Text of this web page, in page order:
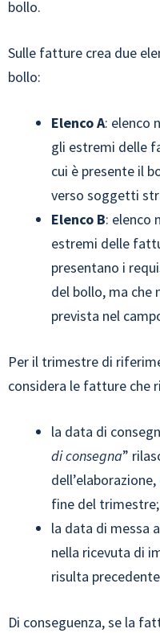
bollo.
Sulle fatture crea due
bollo:
Elenco A: elenco
gli estremi delle
cui è presente il
verso soggetti
Elenco B: elenco
estremi delle
presentano i
del bollo, ma che
prevista nel
Per il trimestre di
considera le fatture che
la data di
di consegna”
fine del trimestre;
la data di messa
nella ricevuta di
risulta
Di conseguenza, se la